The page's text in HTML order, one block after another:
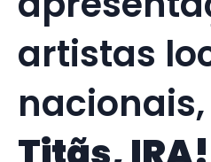
artistas